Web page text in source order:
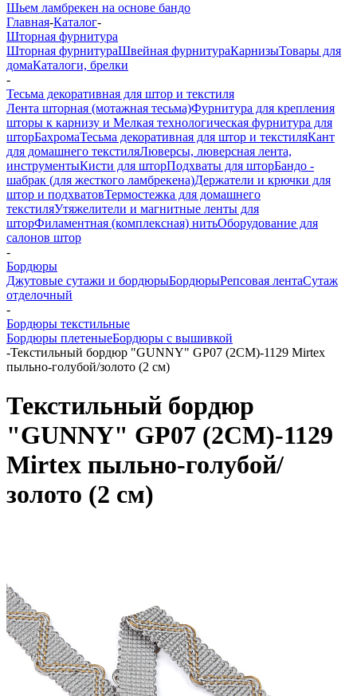
Шьем ламбрекен на основе бандо
Главная-Каталог-
Шторная фурнитура
Шторная фурнитураШвейная фурнитураКарнизыТовары для
домаКаталоги, брелки
-
Тесьма декоративная для штор и текстиля
Лента шторная (мотажная тесьма)Фурнитура для крепления
шторы к карнизу и Мелкая технологическая фурнитура для
шторБахромаТесьма декоративная для штор и текстиляКант
для домашнего текстиляЛюверсы, люверсная лента,
инструментыКисти для шторПодхваты для шторБандо -
шабрак (для жесткого ламбрекена)Держатели и крючки для
штор и подхватовТермостежка для домашнего
текстиляУтяжелители и магнитные ленты для
шторФиламентная (комплексная) нитьОборудование для
салонов штор
-
Бордюры
Джутовые сутажи и бордюрыБордюрыРепсовая лентаСутаж
отделочный
-
Бордюры текстильные
Бордюры плетеныеБордюры с вышивкой
-Текстильный бордюр "GUNNY" GP07 (2CM)-1129 Mirtex
пыльно-голубой/золото (2 см)
Текстильный бордюр
"GUNNY" GP07 (2CM)-1129
Mirtex пыльно-голубой/
золото (2 см)